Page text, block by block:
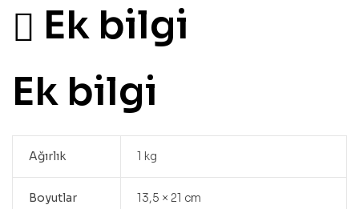
Ek bilgi
Ek bilgi
Ağırlık 1 kg
Boyutlar 13,5 × 21 cm